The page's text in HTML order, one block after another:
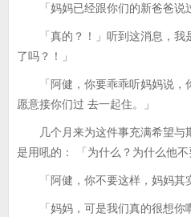
「妈妈已经跟你们的新爸爸说过
「真的？！」听到这消息，我
了吗？！」
「阿健，你要乖乖听妈妈说，
愿意接你们过 去一起住。」
几个月来为这件事充满希望与
是用吼的： 「为什么？为什么他不
「阿健，你不要这样，妈妈其实
「妈妈，可是我们真的很想你